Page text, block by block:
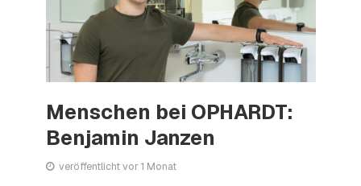
Menschen bei OPHARDT:
Benjamin Janzen
veröffentlicht vor 1 Monat